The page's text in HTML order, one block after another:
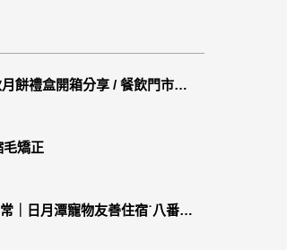
餅禮盒開箱分享 / 餐飲門市下
毛矯正
｜日月潭寵物友善住宿˙八番私